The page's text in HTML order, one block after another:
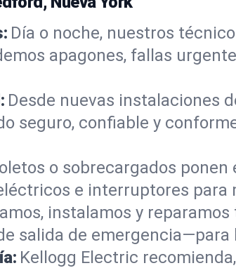
Día o noche, nuestros
apagones, fallas
Desde nuevas instalaciones
seguro, confiable y
o sobrecargados
e interruptores
instalamos y
salida de
Kellogg Electric